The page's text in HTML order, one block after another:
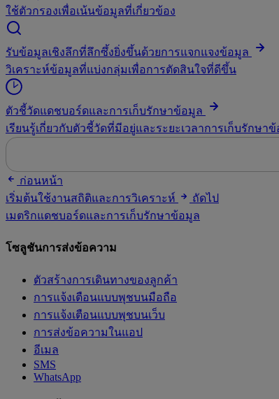
ใช้ตัวกรองเพื่อเน้นข้อมูลที่เกี่ยวข้อง
รับข้อมูลเชิงลึกที่ลึกซึ้งยิ่งขึ้นด้วยการแจกแจงข้อมูล
วิเคราะห์ข้อมูลที่แบ่งกลุ่มเพื่อการตัดสินใจที่ดีขึ้น
ตัวชี้วัดแดชบอร์ดและการเก็บรักษาข้อมูล
เรียนรู้เกี่ยวกับตัวชี้วัดที่มีอยู่และระยะเวลาการเก็บรักษา
ก่อนหน้า
เริ่มต้นใช้งานสถิติและการวิเคราะห์
ถัดไป
เมตริกแดชบอร์ดและการเก็บรักษาข้อมูล
โซลูชันการส่งข้อความ
ตัวสร้างการเดินทางของลูกค้า
การแจ้งเตือนแบบพุชบนมือถือ
การแจ้งเตือนแบบพุชบนเว็บ
การส่งข้อความในแอป
อีเมล
SMS
WhatsApp